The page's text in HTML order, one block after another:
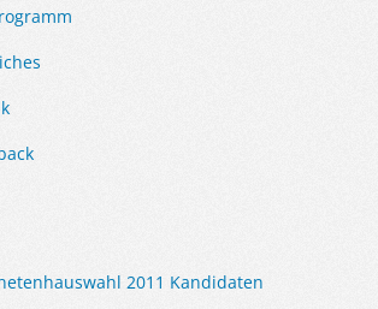
2011 Kandidaten